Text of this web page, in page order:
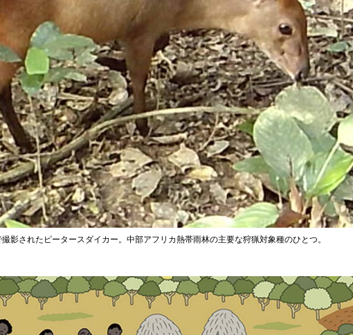
影されたピータースダイカー。中部アフリカ熱帯雨林の主要な狩猟対象種のひとつ。